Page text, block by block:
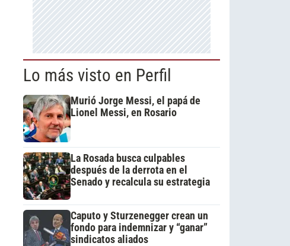
Lo más visto en Perfil
Murió Jorge Messi, el papá de
Lionel Messi, en Rosario
La Rosada busca culpables
después de la derrota en el
Senado y recalcula su estrategia
Caputo y Sturzenegger crean un
fondo para indemnizar y “ganar”
sindicatos aliados